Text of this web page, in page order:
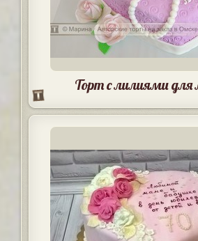
Торт с лилиями